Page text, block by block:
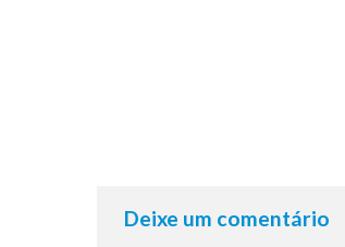
Deixe um comentário